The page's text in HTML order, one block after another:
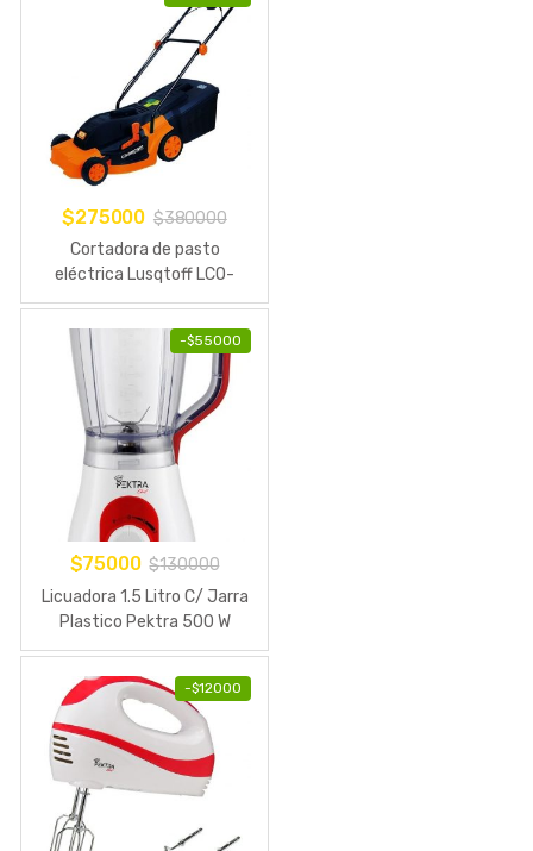
$275000 $380000
Cortadora de pasto
eléctrica Lusqtoff LCO-
1640B con bolsa
recolectora 1600W 230V –
-$55000
$75000 $130000
Licuadora 1.5 Litro C/ Jarra
Plastico Pektra 500 W
-$12000